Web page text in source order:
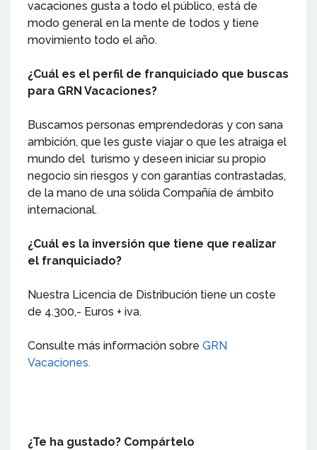
vacaciones gusta a todo el público, está de
modo general en la mente de todos y tiene
movimiento todo el año.
¿Cuál es el perfil de franquiciado que buscas
para GRN Vacaciones?
Buscamos personas emprendedoras y con sana
ambición, que les guste viajar o que les atraiga el
mundo del turismo y deseen iniciar su propio
negocio sin riesgos y con garantías contrastadas,
de la mano de una sólida Compañía de ámbito
internacional.
¿Cuál es la inversión que tiene que realizar
el franquiciado?
Nuestra Licencia de Distribución tiene un coste
de 4.300,- Euros + iva.
Consulte más información sobre GRN
Vacaciones.
¿Te ha gustado? Compártelo